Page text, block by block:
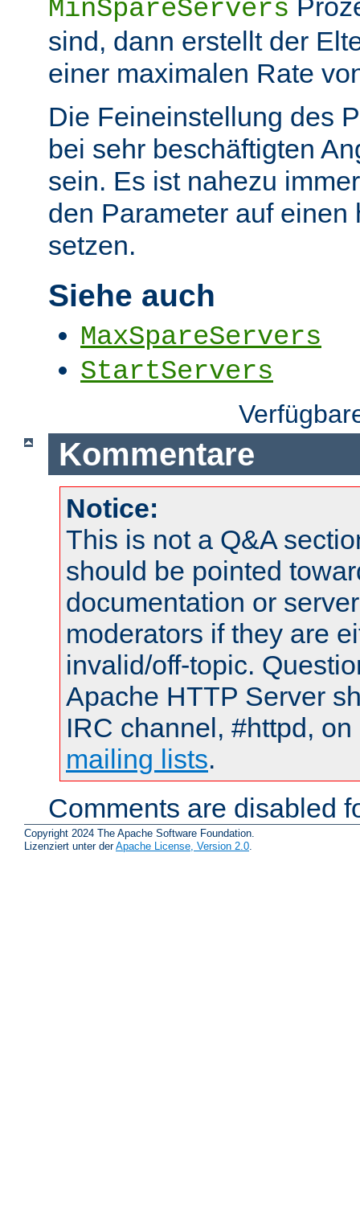
MinSpareServers
sind, dann erstellt der
einer maximalen Rate
Die Feineinstellung des
bei sehr beschäftigten
sein. Es ist nahezu
den Parameter auf einen
setzen.
Siehe auch
MaxSpareServers
StartServers
Kommentare
Notice:
This is not a Q&A
should be pointed
documentation or
moderators if they are
invalid/off-topic.
Apache HTTP Server
IRC channel, #httpd,
mailing lists.
Comments are disabled
Copyright 2024 The Apache Software Foundation.
Lizenziert unter derApache License, Version 2.0